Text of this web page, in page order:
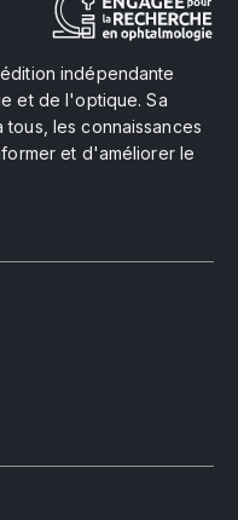
indépendante
et de l'optique. Sa
les connaissances
et d'améliorer le